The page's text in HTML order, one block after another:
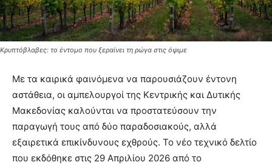
Κρυπτόβλαβες: το έντομο που ξεραίνει τη ρώγα στις όψιμε
Με τα καιρικά φαινόμενα να παρουσιάζουν έντονη
αστάθεια, οι αμπελουργοί της Κεντρικής και Δυτικής
Μακεδονίας καλούνται να προστατεύσουν την
παραγωγή τους από δύο παραδοσιακούς, αλλά
εξαιρετικά επικίνδυνους εχθρούς. Το νέο τεχνικό δελτίο
που εκδόθηκε στις 29 Απριλίου 2026 από το